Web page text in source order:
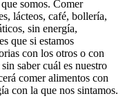
somos. Comer
lácteos, café, bollería,
sin energía,
que si estamos
con los otros o con
saber cuál es nuestro
comer alimentos con
con la que nos sintamos.